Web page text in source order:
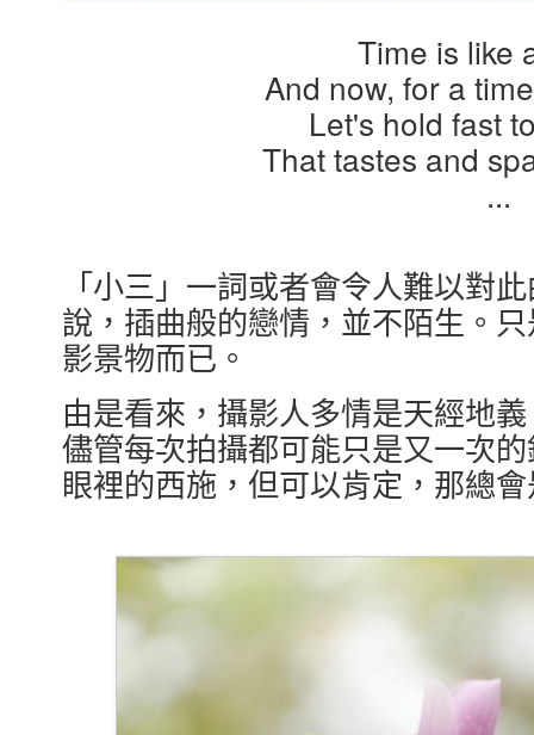
Time is like
And now, for a
Let's hold fast
That tastes and
...
「小三」一詞或者會令人難以對
說，插曲般的戀情，並不陌生。
影景物而已。
由是看來，攝影人多情是天經地
儘管每次拍攝都可能只是又一次
眼裡的西施，但可以肯定，那總